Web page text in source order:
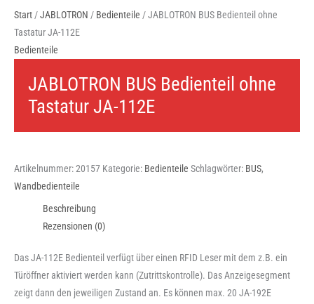
Start /JABLOTRON / Bedienteile / JABLOTRON BUS Bedienteil ohne
Tastatur JA-112E
Bedienteile
JABLOTRON BUS Bedienteil ohne
Tastatur JA-112E
Artikelnummer:20157 Kategorie: Bedienteile Schlagwörter: BUS,
Wandbedienteile
Beschreibung
Rezensionen (0)
Das JA-112E Bedienteil verfügt über einen RFID Leser mit dem z.B. ein
Türöffner aktiviert werden kann (Zutrittskontrolle). Das Anzeigesegment
zeigt dann den jeweiligen Zustand an. Es können max. 20 JA-192E